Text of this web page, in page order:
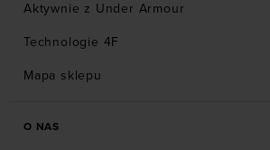
Aktywnie z Under Armour
Technologie 4F
Mapa sklepu
O NAS